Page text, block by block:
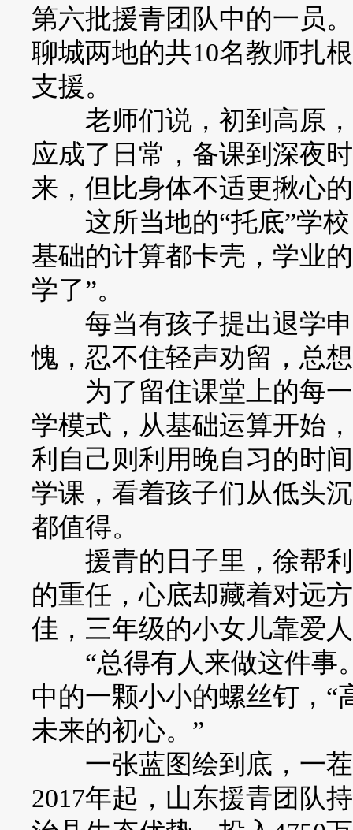
第六批援青团队中的一员
聊城两地的共10名教师扎
支援。
老师们说，初到高原，
应成了日常，备课到深夜
来，但比身体不适更揪心
这所当地的“托底”学校
基础的计算都卡壳，学业
学了”。
每当有孩子提出退学申
愧，忍不住轻声劝留，总
为了留住课堂上的每一
学模式，从基础运算开始
利自己则利用晚自习的时
学课，看着孩子们从低头
都值得。
援青的日子里，徐帮利
的重任，心底却藏着对远
佳，三年级的小女儿靠爱
“总得有人来做这件事
中的一颗小小的螺丝钉，“
未来的初心。”
一张蓝图绘到底，一茬
2017年起，山东援青团队